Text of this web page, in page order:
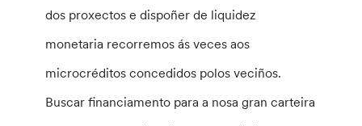
dos proxectos e dispoñer de liquidez
monetaria recorremos ás veces aos
microcréditos concedidos polos veciños.
Buscar financiamento para a nosa gran carteira